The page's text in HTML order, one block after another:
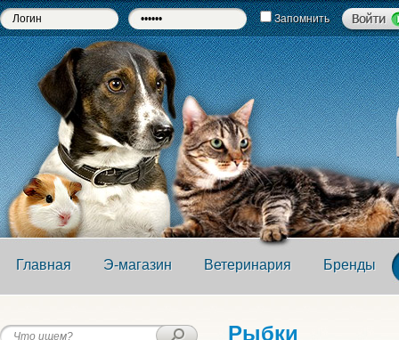
Запомнить
Главная Э-магазин Ветеринария Бренды
Рыбки